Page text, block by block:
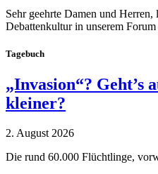
Sehr geehrte Damen und
Debattenkultur in unserem
Tagebuch
„Invasion“? Geht’s
kleiner?
2. August 2026
Die rund 60.000 Flüchtlinge,